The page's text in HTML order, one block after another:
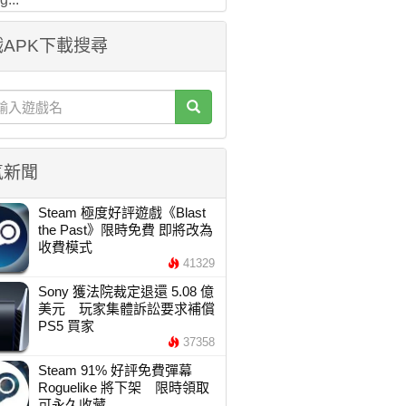
下載搜尋
聞
Steam 極度好評遊戲《Blast
the Past》限時免費 即將改為
收費模式
41329
Sony 獲法院裁定退還 5.08 億
美元 玩家集體訴訟要求補償
PS5 買家
37358
Steam 91% 好評免費彈幕
Roguelike 將下架 限時領取